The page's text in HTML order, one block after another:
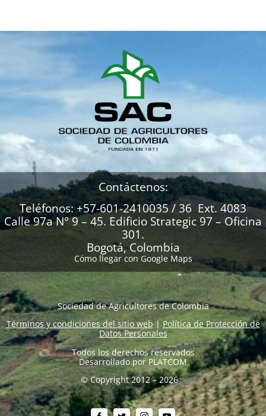
Contáctenos:
Teléfonos: +57-601-2410035 / 36 Ext. 4083
Calle 97a N° 9 – 45. Edificio Strategic 97 – Oficina
301.
Bogotá, Colombia
Cómo llegar con Google Maps
Sociedad de Agricultores de Colombia
Términos y condiciones del sitio web|Política de Protección de
Datos Personales
Todos los derechos reservados
Desarrollado por PLATCOM
© Copyright 2012 – 2026